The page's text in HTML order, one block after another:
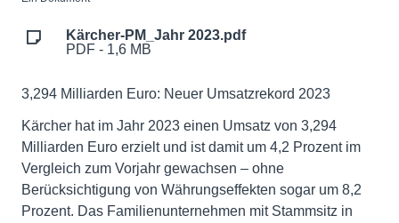
Kärcher-PM_Jahr 2023.pdf
PDF - 1,6 MB
3,294 Milliarden Euro: Neuer Umsatzrekord 2023
Kärcher hat im Jahr 2023 einen Umsatz von 3,294
Milliarden Euro erzielt und ist damit um 4,2 Prozent im
Vergleich zum Vorjahr gewachsen – ohne
Berücksichtigung von Währungseffekten sogar um 8,2
Prozent. Das Familienunternehmen mit Stammsitz in